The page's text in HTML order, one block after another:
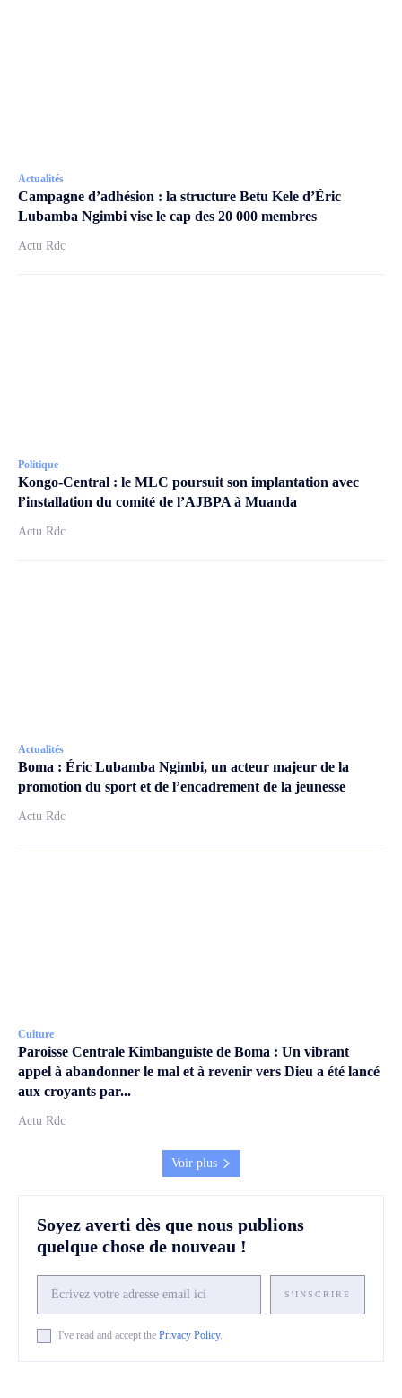
Actualités
Campagne d’adhésion : la structure Betu Kele d’Éric
Lubamba Ngimbi vise le cap des 20 000 membres
Actu Rdc
Politique
Kongo-Central : le MLC poursuit son implantation avec
l’installation du comité de l’AJBPA à Muanda
Actu Rdc
Actualités
Boma : Éric Lubamba Ngimbi, un acteur majeur de la
promotion du sport et de l’encadrement de la jeunesse
Actu Rdc
Culture
Paroisse Centrale Kimbanguiste de Boma : Un vibrant
appel à abandonner le mal et à revenir vers Dieu a été lancé
aux croyants par...
Actu Rdc
Voir plus
Soyez averti dès que nous publions
quelque chose de nouveau !
S'INSCRIRE
I've read and accept the Privacy Policy.